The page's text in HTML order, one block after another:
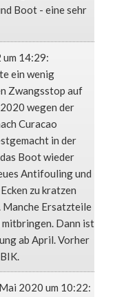
Boot - eine sehr
um 14:29:
ein wenig
Zwangsstop auf
wegen der
Curacao
in der
Boot wieder
Antifouling und
zu kratzen
Manche Ersatzteile
mitbringen. Dann ist
ab April. Vorher
2020 um 10:22: